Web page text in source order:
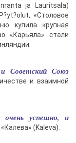
ja Lauritsala)
«Столовое
купила крупная
«Карьяла» стали
Советский Союз
и взаимной
успешно, и
(Kaleva).